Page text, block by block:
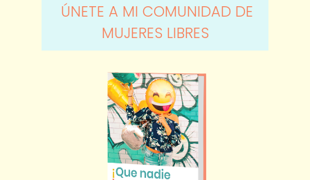
ÚNETE A MI COMUNIDAD DE
MUJERES LIBRES